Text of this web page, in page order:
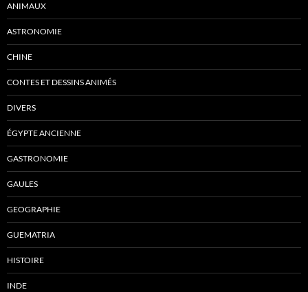
ANIMAUX
ASTRONOMIE
CHINE
CONTES ET DESSINS ANIMÉS
DIVERS
ÉGYPTE ANCIENNE
GASTRONOMIE
GAULES
GEOGRAPHIE
GUEMATRIA
HISTOIRE
INDE